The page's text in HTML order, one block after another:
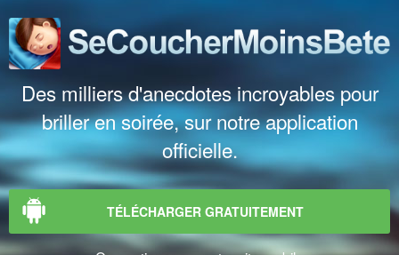
Des milliers d'anecdotes incroyables pour
briller en soirée, sur notre application
officielle.
TÉLÉCHARGER GRATUITEMENT